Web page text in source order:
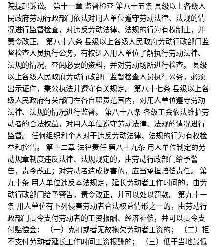
院提起诉讼。 第十一章 监督检查 第八十五条 县级以上各级人
民政府劳动行政部门依法对用人单位遵守劳动法律、法规的情
况进行监督检查，对违反劳动法律、法规的行为有权制止，并
责令改正。 第八十六条 县级以上各级人民政府劳动行政部门监
督检查人员执行公务，有权进入用人单位了解执行劳动法律、
法规的情况，查阅必要的资料，并对劳动场所进行检查。 县级
以上各级人民政府劳动行政部门监督检查人员执行公务，必须
出示证件，秉公执法并遵守有关规定。 第八十七条 县级以上各
级人民政府有关部门在各自职责范围内，对用人单位遵守劳动
法律、法规的情况进行监督。 第八十八条 各级工会依法维护劳
动者的合法权益，对用人单位遵守劳动法律、法规的情况进行
监督。 任何组织和个人对于违反劳动法律、法规的行为有权检
举和控告。 第十二章 法律责任 第八十九条 用人单位制定的劳
动规章制度违反法律、法规规定的，由劳动行政部门给予警
告，责令改正；对劳动者造成损害的，应当承担赔偿责任。 第
九十条 用人单位违反本法规定，延长劳动者工作时间的，由劳
动行政部门给予警告，责令改正，并可以处以罚款。 第九十一
条 用人单位有下列侵害劳动者合法权益情形之一的，由劳动行
政部门责令支付劳动者的工资报酬、经济补偿，并可以责令支
付赔偿金： （一）克扣或者无故拖欠劳动者工资的； （二）拒
不支付劳动者延长工作时间工资报酬的； （三）低于当地最低